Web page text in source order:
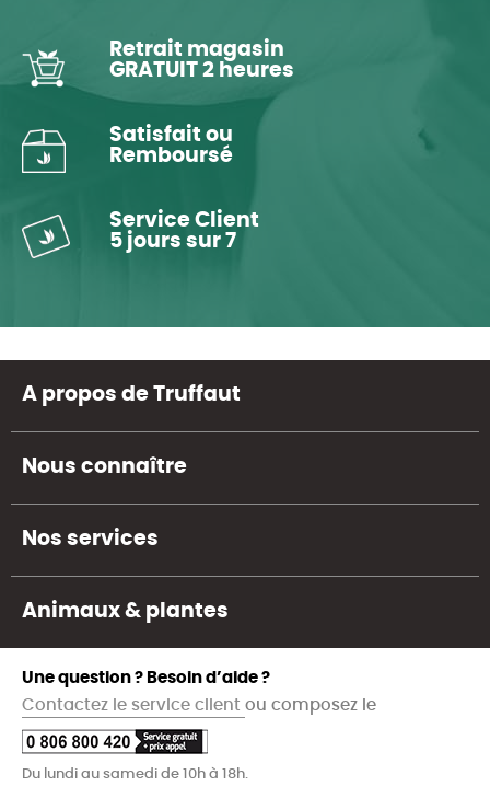
Retrait magasin
GRATUIT 2 heures
Satisfait ou
Remboursé
Service Client
5 jours sur 7
A propos de Truffaut
Nous connaître
Nos services
Animaux & plantes
Une question ? Besoin d’aide ?
Contactez le service client ou composez le
Du lundi au samedi de 10h à 18h.